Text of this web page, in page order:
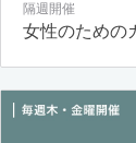
隔週開催
女性のための